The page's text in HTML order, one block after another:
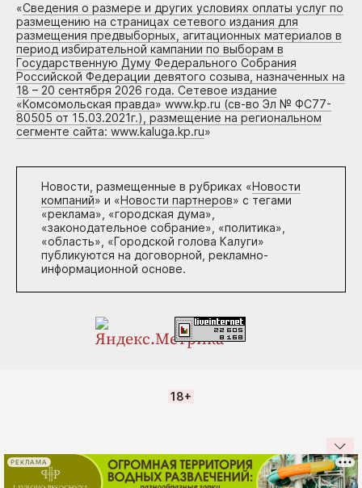
«Сведения о размере и других условиях оплаты услуг по
размещению на страницах сетевого издания для
размещения предвыборных, агитационных материалов в
период избирательной кампании по выборам в
Государственную Думу Федерального Собрания
Российской Федерации девятого созыва, назначенных на
18 – 20 сентября 2026 года. Сетевое издание
«Комсомольская правда» www.kp.ru (св-во Эл № ФС77-
80505 от 15.03.2021г.), размещение на региональном
сегменте сайта: www.kaluga.kp.ru»
Новости, размещенные в рубриках «Новости
компаний» и «Новости партнеров» с тегами
«реклама», «городская дума»,
«законодательное собрание», «политика»,
«область», «Городской голова Калуги»
публикуются на договорной, рекламно-
информационной основе.
18+
РЕКЛАМА